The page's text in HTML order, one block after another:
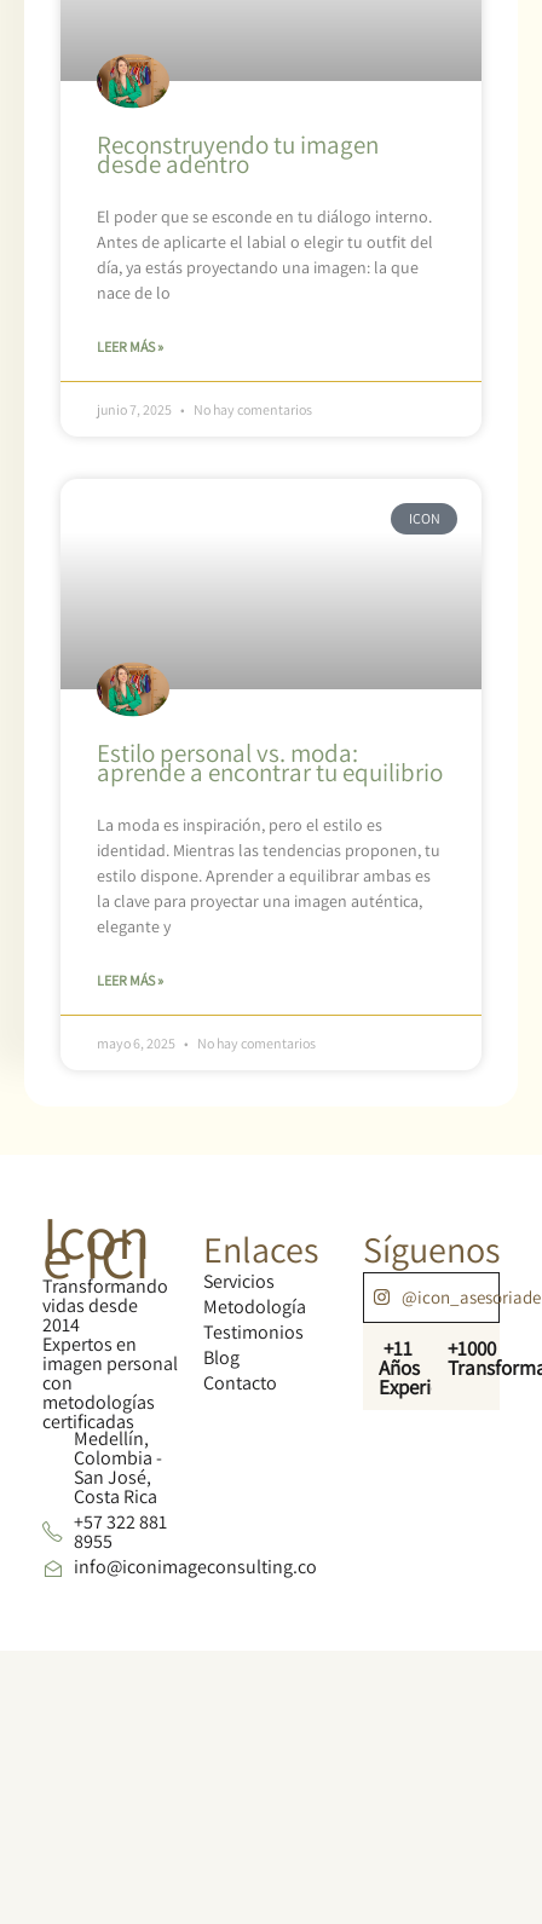
Reconstruyendo tu imagen
desde adentro
El poder que se esconde en tu diálogo interno.
Antes de aplicarte el labial o elegir tu outfit del
día, ya estás proyectando una imagen: la que
nace de lo
LEER MÁS »
junio 7, 2025 No hay comentarios
ICON
Estilo personal vs. moda:
aprende a encontrar tu equilibrio
La moda es inspiración, pero el estilo es
identidad. Mientras las tendencias proponen, tu
estilo dispone. Aprender a equilibrar ambas es
la clave para proyectar una imagen auténtica,
elegante y
LEER MÁS »
mayo 6, 2025 No hay comentarios
Icon
e ICI
Transformando
vidas desde
2014
Expertos en
imagen personal
con
metodologías
certificadas
Medellín,
Colombia -
San José,
Costa Rica
+57 322 881
8955
info@iconimageconsulting.co
Enlaces
Servicios
Metodología
Testimonios
Blog
Contacto
Síguenos
+11
Años
Experiencia
+1000